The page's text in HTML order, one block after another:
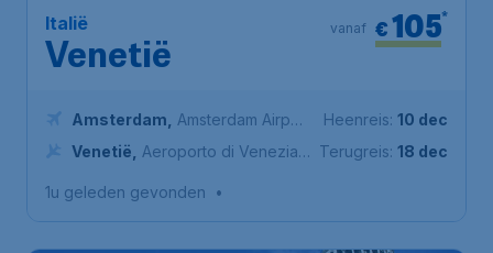
Italië
Venetië
€105*
vanaf
Amsterdam
Amsterdam Airport
Schiphol
Venetië
Aeroporto di Venezia
Heenreis: 10 dec
Terugreis: 18 dec
1u geleden gevonden •